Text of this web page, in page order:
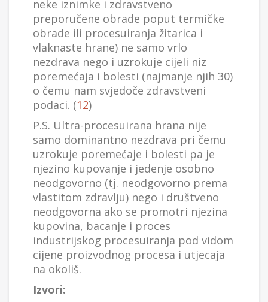
neke iznimke i zdravstveno
preporučene obrade poput termičke
obrade ili procesuiranja žitarica i
vlaknaste hrane) ne samo vrlo
nezdrava nego i uzrokuje cijeli niz
poremećaja i bolesti (najmanje njih 30)
o čemu nam svjedoče zdravstveni
podaci. (12)
P.S. Ultra-procesuirana hrana nije
samo dominantno nezdrava pri čemu
uzrokuje poremećaje i bolesti pa je
njezino kupovanje i jedenje osobno
neodgovorno (tj. neodgovorno prema
vlastitom zdravlju) nego i društveno
neodgovorna ako se promotri njezina
kupovina, bacanje i proces
industrijskog procesuiranja pod vidom
cijene proizvodnog procesa i utjecaja
na okoliš.
Izvori: